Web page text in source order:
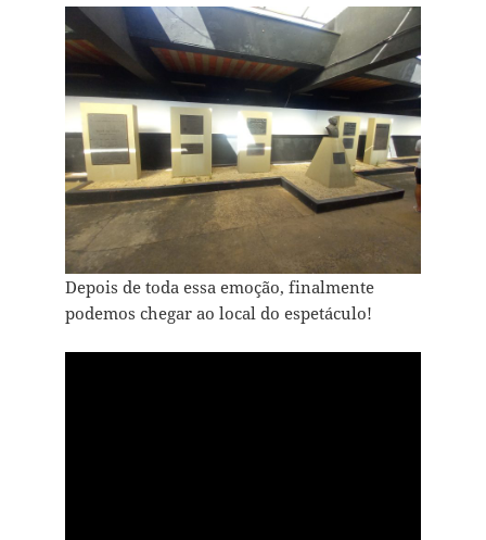
Depois de toda essa emoção, finalmente
podemos chegar ao local do espetáculo!